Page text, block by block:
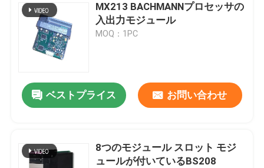
MX213 BACHMANNプロセッサの
入出力モジュール
MOQ：1PC
ベストプライス お問い合わせ
8つのモジュール スロット モジ
ュールが付いているBS208